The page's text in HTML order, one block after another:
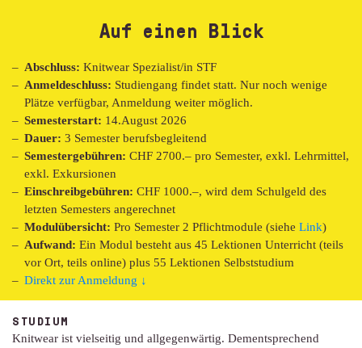
Auf einen Blick
Abschluss: Knitwear Spezialist/in STF
Anmeldeschluss: Studiengang findet statt. Nur noch wenige
Plätze verfügbar, Anmeldung weiter möglich.
Semesterstart: 14.August 2026
Dauer: 3 Semester berufsbegleitend
Semestergebühren: CHF 2700.– pro Semester, exkl. Lehrmittel,
exkl. Exkursionen
Einschreibgebühren: CHF 1000.–, wird dem Schulgeld des
letzten Semesters angerechnet
Modulübersicht: Pro Semester 2 Pflichtmodule (siehe Link)
Aufwand: Ein Modul besteht aus 45 Lektionen Unterricht (teils
vor Ort, teils online) plus 55 Lektionen Selbststudium
Direkt zur Anmeldung ↓
STUDIUM
Knitwear ist vielseitig und allgegenwärtig. Dementsprechend